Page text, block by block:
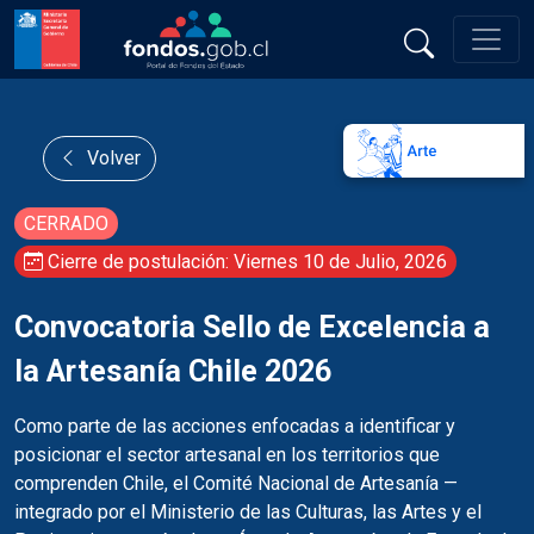
Volver
CERRADO
Cierre de postulación: Viernes 10 de Julio, 2026
Convocatoria Sello de Excelencia a
la Artesanía Chile 2026
Como parte de las acciones enfocadas a identificar y
posicionar el sector artesanal en los territorios que
comprenden Chile, el Comité Nacional de Artesanía —
integrado por el Ministerio de las Culturas, las Artes y el